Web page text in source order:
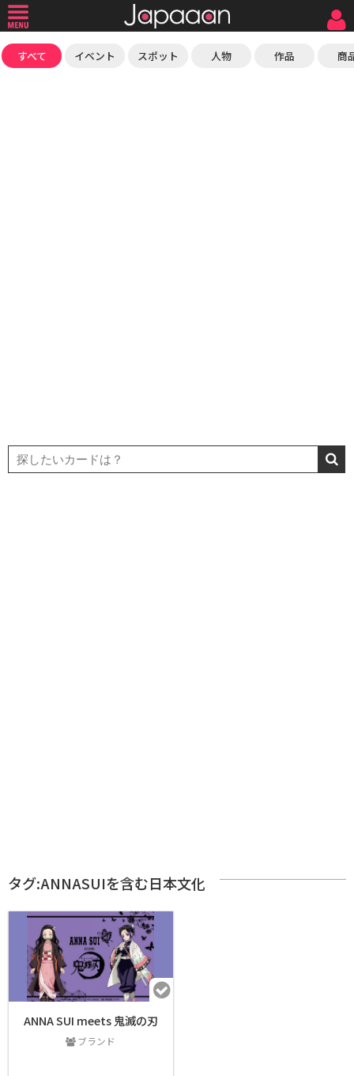
すべて イベント スポット 人物 作品 商
タグ:ANNASUIを含む日本文化
ANNA SUI meets 鬼滅の刃
ブランド